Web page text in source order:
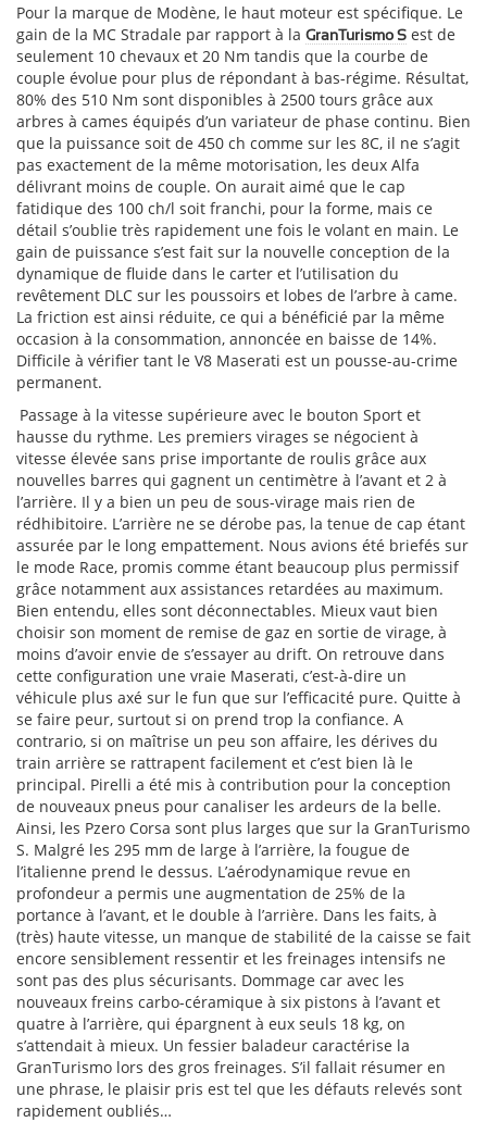
Pour la marque de Modène, le haut moteur est spécifique. Le
gain de la MC Stradale par rapport à la GranTurismo S est de
seulement 10 chevaux et 20 Nm tandis que la courbe de
couple évolue pour plus de répondant à bas-régime. Résultat,
80% des 510 Nm sont disponibles à 2500 tours grâce aux
arbres à cames équipés d’un variateur de phase continu. Bien
que la puissance soit de 450 ch comme sur les 8C, il ne s’agit
pas exactement de la même motorisation, les deux Alfa
délivrant moins de couple. On aurait aimé que le cap
fatidique des 100 ch/l soit franchi, pour la forme, mais ce
détail s’oublie très rapidement une fois le volant en main. Le
gain de puissance s’est fait sur la nouvelle conception de la
dynamique de fluide dans le carter et l’utilisation du
revêtement DLC sur les poussoirs et lobes de l’arbre à came.
La friction est ainsi réduite, ce qui a bénéficié par la même
occasion à la consommation, annoncée en baisse de 14%.
Difficile à vérifier tant le V8 Maserati est un pousse-au-crime
permanent.
Passage à la vitesse supérieure avec le bouton Sport et
hausse du rythme. Les premiers virages se négocient à
vitesse élevée sans prise importante de roulis grâce aux
nouvelles barres qui gagnent un centimètre à l’avant et 2 à
l’arrière. Il y a bien un peu de sous-virage mais rien de
rédhibitoire. L’arrière ne se dérobe pas, la tenue de cap étant
assurée par le long empattement. Nous avions été briefés sur
le mode Race, promis comme étant beaucoup plus permissif
grâce notamment aux assistances retardées au maximum.
Bien entendu, elles sont déconnectables. Mieux vaut bien
choisir son moment de remise de gaz en sortie de virage, à
moins d’avoir envie de s’essayer au drift. On retrouve dans
cette configuration une vraie Maserati, c’est-à-dire un
véhicule plus axé sur le fun que sur l’efficacité pure. Quitte à
se faire peur, surtout si on prend trop la confiance. A
contrario, si on maîtrise un peu son affaire, les dérives du
train arrière se rattrapent facilement et c’est bien là le
principal. Pirelli a été mis à contribution pour la conception
de nouveaux pneus pour canaliser les ardeurs de la belle.
Ainsi, les Pzero Corsa sont plus larges que sur la GranTurismo
S. Malgré les 295 mm de large à l’arrière, la fougue de
l’italienne prend le dessus. L’aérodynamique revue en
profondeur a permis une augmentation de 25% de la
portance à l’avant, et le double à l’arrière. Dans les faits, à
(très) haute vitesse, un manque de stabilité de la caisse se fait
encore sensiblement ressentir et les freinages intensifs ne
sont pas des plus sécurisants. Dommage car avec les
nouveaux freins carbo-céramique à six pistons à l’avant et
quatre à l’arrière, qui épargnent à eux seuls 18 kg, on
s’attendait à mieux. Un fessier baladeur caractérise la
GranTurismo lors des gros freinages. S’il fallait résumer en
une phrase, le plaisir pris est tel que les défauts relevés sont
rapidement oubliés…